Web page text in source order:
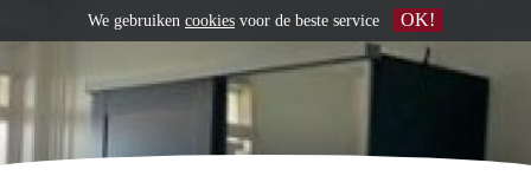
We gebruiken cookies voor de beste service OK!